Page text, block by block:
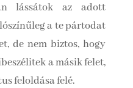
lássátok az adott
a te pártodat
de nem biztos, hogy
a másik felet,
feloldása felé.